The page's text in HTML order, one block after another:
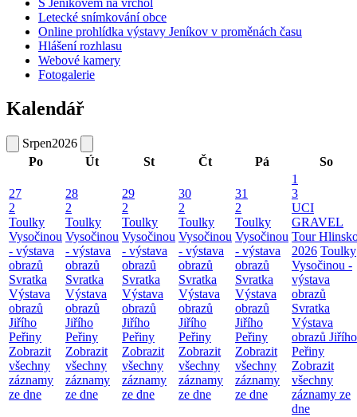
S Jeníkovem na vrchol
Letecké snímkování obce
Online prohlídka výstavy Jeníkov v proměnách času
Hlášení rozhlasu
Webové kamery
Fotogalerie
Kalendář
Srpen2026
Po
Út St Čt Pá So
27
2
Toulky
Vysočinou
- výstava
obrazů
Svratka
Výstava
obrazů
Jiřího
Peřiny
Zobrazit
všechny
záznamy
ze dne
28
2
Toulky
Vysočinou
- výstava
obrazů
Svratka
Výstava
obrazů
Jiřího
Peřiny
Zobrazit
všechny
záznamy
ze dne
29
2
Toulky
Vysočinou
- výstava
obrazů
Svratka
Výstava
obrazů
Jiřího
Peřiny
Zobrazit
všechny
záznamy
ze dne
30
2
Toulky
Vysočinou
- výstava
obrazů
Svratka
Výstava
obrazů
Jiřího
Peřiny
Zobrazit
všechny
záznamy
ze dne
31
2
Toulky
Vysočinou
- výstava
obrazů
Svratka
Výstava
obrazů
Jiřího
Peřiny
Zobrazit
všechny
záznamy
ze dne
1
3
UCI
GRAVEL
Tour
2026 Toulky
Vysočinou -
výstava
obrazů
Svratka
Výstava
obrazů Jiřího
Peřiny
Zobrazit
všechny
záznamy ze
dne